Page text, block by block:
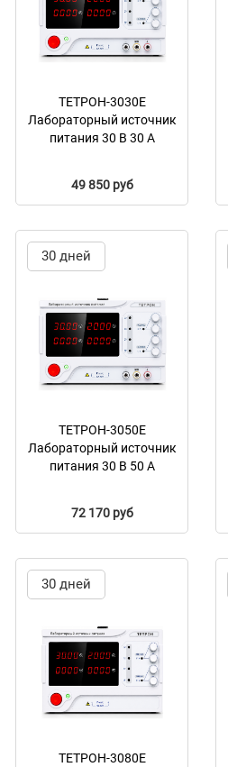
ТЕТРОН-3030Е
Лабораторный источник
питания 30 В 30 А
49 850 руб
30 дней
ТЕТРОН-3050Е
Лабораторный источник
питания 30 В 50 А
72 170 руб
30 дней
ТЕТРОН-3080Е